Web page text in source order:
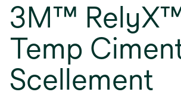
3M™
Temp
Scellement